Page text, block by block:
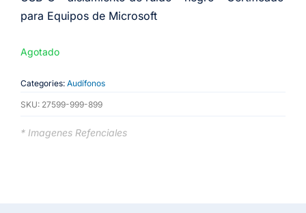
para Equipos de Microsoft
Agotado
Categories: Audífonos
SKU: 27599-999-899
* Imagenes Refenciales